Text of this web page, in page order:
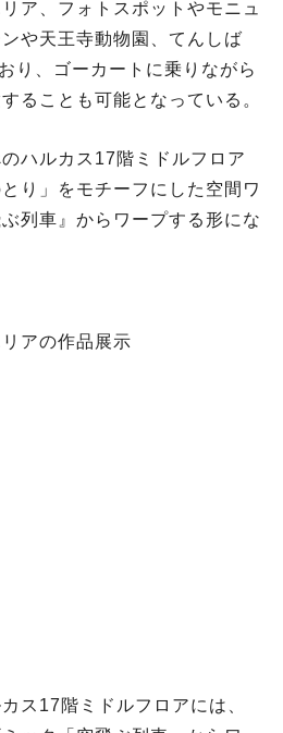
ア、フォトスポットやモニュ
や天王寺動物園、てんしば
り、ゴーカートに乗りながら
ることも可能となっている。
ハルカス17階ミドルフロア
り」をモチーフにした空間ワ
列車』からワープする形にな
アの作品展示
ス17階ミドルフロアには、